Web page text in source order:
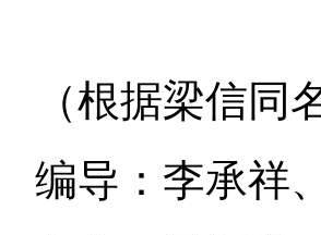
（根据梁信同
编导：李承祥